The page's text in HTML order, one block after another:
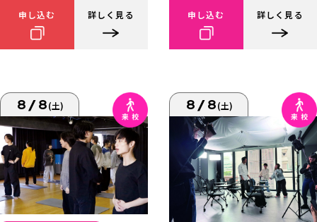
申し込む 詳しく見る 申し込む 詳しく見る
8/8(土) 8/8(土)